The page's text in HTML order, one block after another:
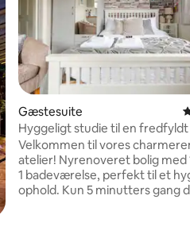
Gæstesuite
Hyggeligt studie til en
naturskøn udsigt
Velkommen til vores
atelier! Nyrenoveret bolig med
1 badeværelse, perfekt til et
ophold. Kun 5 minutters gang